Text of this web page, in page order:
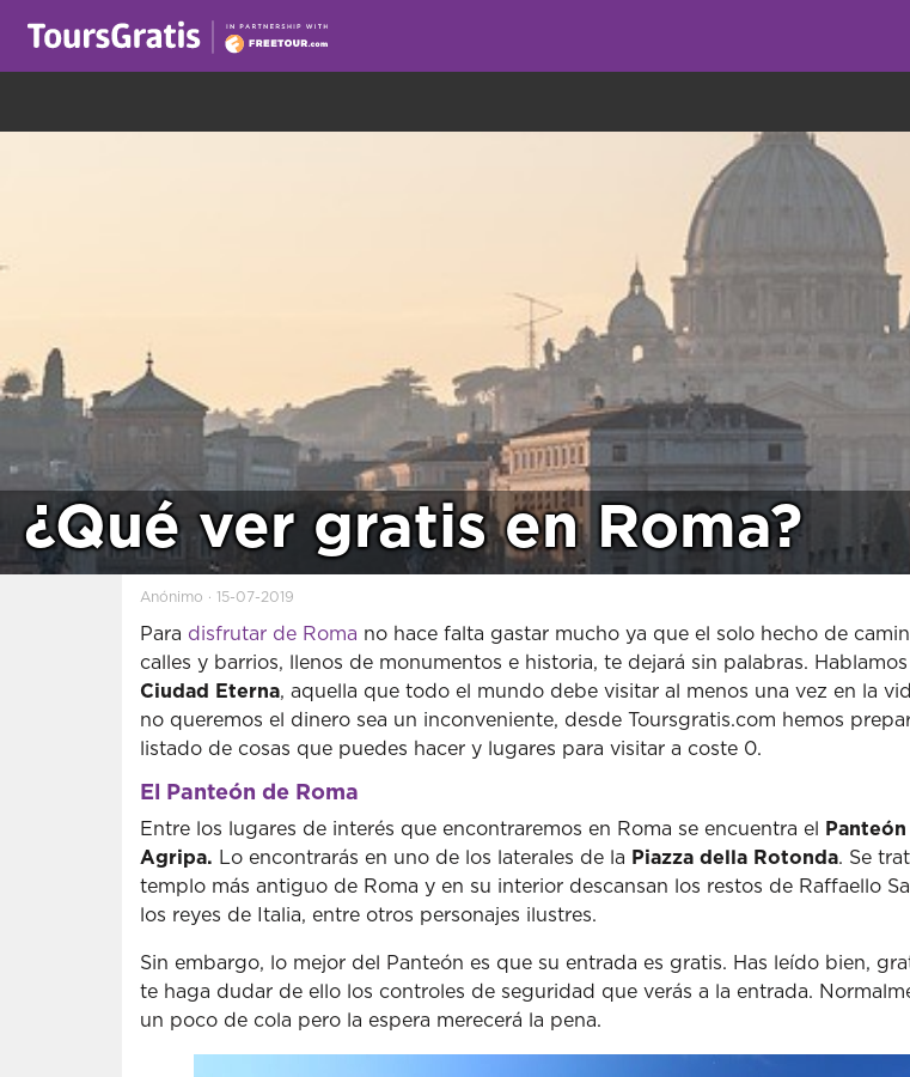
¿Qué ver gratis en Roma?
Anónimo · 15-07-2019
Para disfrutar de Roma no hace falta gastar mucho ya que el solo hecho de
calles y barrios, llenos de monumentos e historia, te dejará sin palabras.
Ciudad Eterna, aquella que todo el mundo debe visitar al menos una vez en la
no queremos el dinero sea un inconveniente, desde Toursgratis.com hemos
listado de cosas que puedes hacer y lugares para visitar a coste 0.
El Panteón de Roma
Entre los lugares de interés que encontraremos en Roma se encuentra el
Agripa. Lo encontrarás en uno de los laterales de la Piazza della Rotonda. Se
templo más antiguo de Roma y en su interior descansan los restos de Raffaello
los reyes de Italia, entre otros personajes ilustres.
Sin embargo, lo mejor del Panteón es que su entrada es gratis. Has leído bien,
te haga dudar de ello los controles de seguridad que verás a la entrada.
un poco de cola pero la espera merecerá la pena.
¡Este es otro mensaje sobre las cookies! Todo el mundo come galletas, pero nosotros las utilizamos